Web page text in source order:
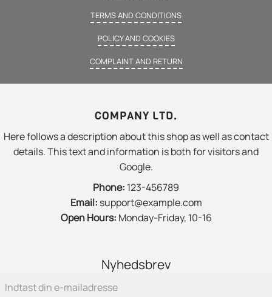
TERMS AND CONDITIONS
POLICY AND COOKIES
COMPLAINT AND RETURN
COMPANY LTD.
Here follows a description about this shop as well as contact
details. This text and information is both for visitors and
Google.
Phone: 123-456789
Email: support@example.com
Open Hours: Monday-Friday, 10-16
Nyhedsbrev